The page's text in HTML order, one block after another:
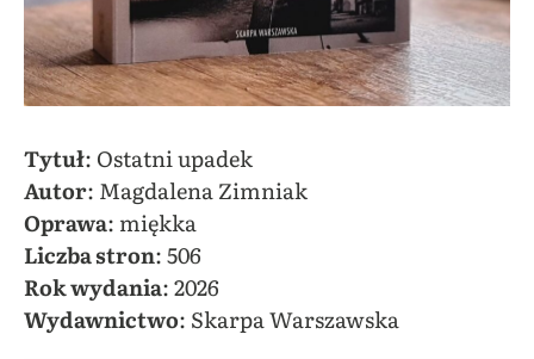
Tytuł: Ostatni upadek
Autor: Magdalena Zimniak
Oprawa: miękka
Liczba stron: 506
Rok wydania: 2026
Wydawnictwo: Skarpa Warszawska